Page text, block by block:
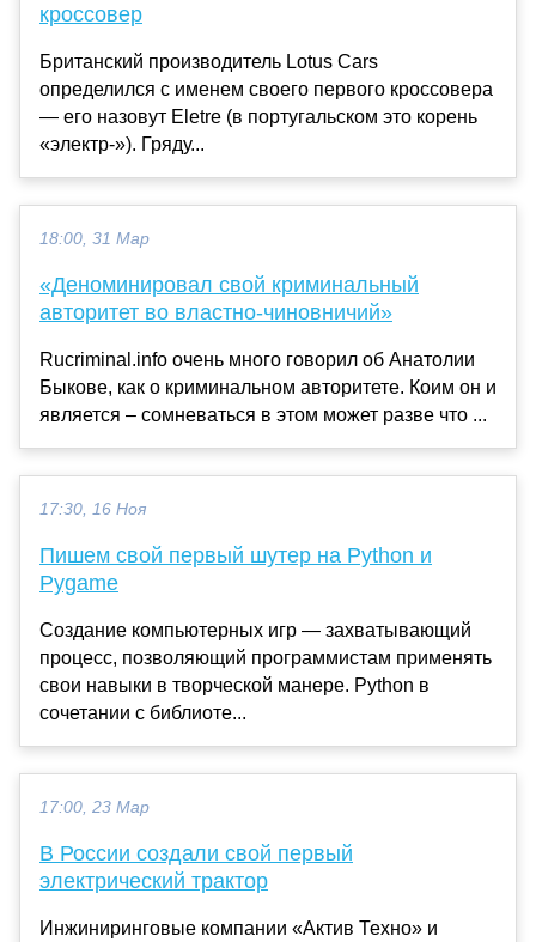
кроссовер
Британский производитель Lotus Cars
определился с именем своего первого кроссовера
— его назовут Eletre (в португальском это корень
«электр-»). Гряду...
18:00, 31 Мар
«Деноминировал свой криминальный
авторитет во властно-чиновничий»
Rucriminal.info очень много говорил об Анатолии
Быкове, как о криминальном авторитете. Коим он и
является – сомневаться в этом может разве что ...
17:30, 16 Ноя
Пишем свой первый шутер на Python и
Pygame
Создание компьютерных игр — захватывающий
процесс, позволяющий программистам применять
свои навыки в творческой манере. Python в
сочетании с библиоте...
17:00, 23 Мар
В России создали свой первый
электрический трактор
Инжиниринговые компании «Актив Техно» и